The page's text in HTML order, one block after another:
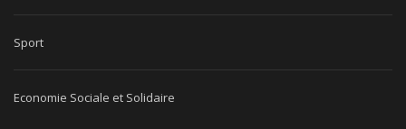
Sport
Economie Sociale et Solidaire